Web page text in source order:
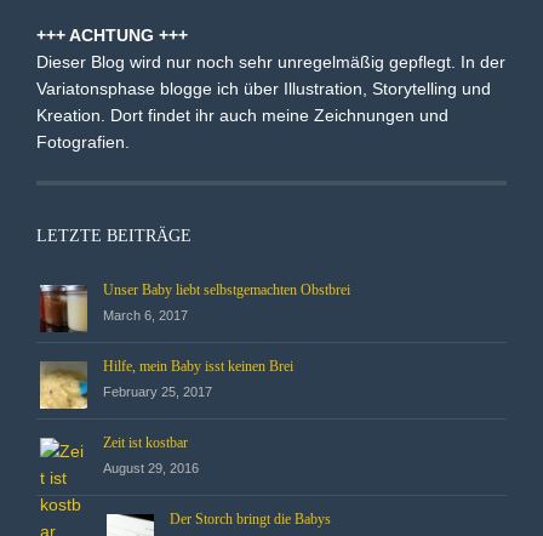
+++ ACHTUNG +++
Dieser Blog wird nur noch sehr unregelmäßig gepflegt. In der
Variatonsphase blogge ich über Illustration, Storytelling und
Kreation. Dort findet ihr auch meine Zeichnungen und
Fotografien.
LETZTE BEITRÄGE
Unser Baby liebt selbstgemachten Obstbrei
March 6, 2017
Hilfe, mein Baby isst keinen Brei
February 25, 2017
Zeit ist kostbar
August 29, 2016
Der Storch bringt die Babys